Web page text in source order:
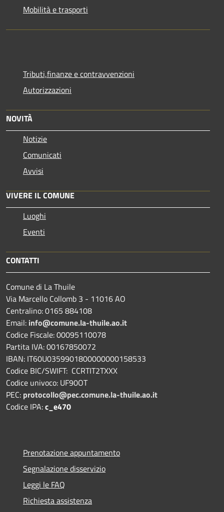
Mobilità e trasporti
Tributi,finanze e contravvenzioni
Autorizzazioni
NOVITÀ
Notizie
Comunicati
Avvisi
VIVERE IL COMUNE
Luoghi
Eventi
CONTATTI
Comune di La Thuile
Via Marcello Collomb 3 - 11016 AO
Centralino: 0165 884108
Email: info@comune.la-thuile.ao.it
Codice Fiscale: 00095110078
Partita IVA: 00167850072
IBAN: IT60U0359901800000000158533
Codice BIC/SWIFT: CCRTIT2TXXX
Codice univoco: UF90OT
PEC: protocollo@pec.comune.la-thuile.ao.it
Codice IPA:c_e470
Prenotazione appuntamento
Segnalazione disservizio
Leggi le FAQ
Richiesta assistenza